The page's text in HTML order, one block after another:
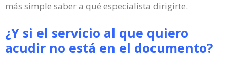
más simple saber a qué especialista dirigirte.
¿Y si el servicio al que quiero
acudir no está en el documento?